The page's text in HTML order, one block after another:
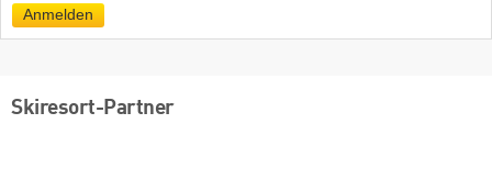
Anmelden
Skiresort-Partner